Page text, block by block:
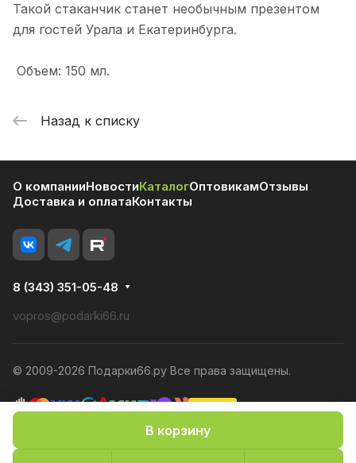
В корзину
Такой стаканчик станет необычным презентом
для гостей Урала и Екатеринбурга.
Объем: 150 мл.
Назад к списку
О компанииНовостиКаталогОптовикамОтзывы
Доставка и оплатаКонтакты
8 (343) 351-05-48
vopros@podarki66.ru
© 2009-2026 Подарки66.ру Все права защищены.
Политика конфиденциальности